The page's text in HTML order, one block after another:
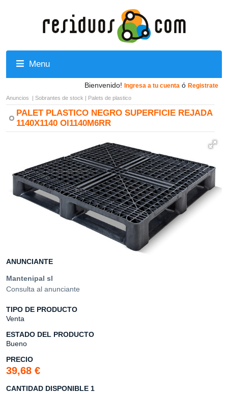
Menu
Bienvenido! Ingresa a tu cuenta ó Registrate
Anuncios | Sobrantes de stock | Palets de plastico
PALET PLASTICO NEGRO SUPERFICIE REJADA
1140X1140 OI1140M6RR
ANUNCIANTE
Mantenipal sl
Consulta al anunciante
TIPO DE PRODUCTO
Venta
ESTADO DEL PRODUCTO
Bueno
PRECIO
39,68 €
CANTIDAD DISPONIBLE 1